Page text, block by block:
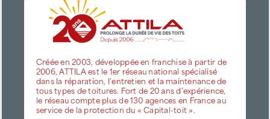
Créée en 2003, développée en franchise à partir de
2006, ATTILA est le 1er réseau national spécialisé
dans la réparation, l’entretien et la maintenance de
tous types de toitures. Fort de 20 ans d’expérience,
le réseau compte plus de 130 agences en France au
service de la protection du « Capital-toit ».